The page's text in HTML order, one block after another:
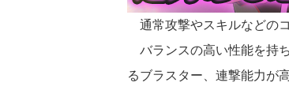
通常攻撃やスキルなどの
バランスの高い性能を持
るブラスター、連撃能力が